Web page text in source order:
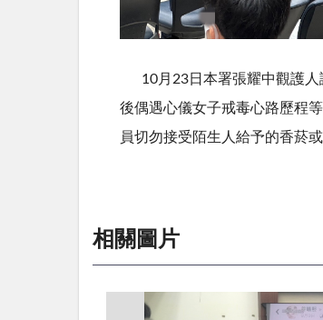
10月 23日本署張耀中觀護
後偶遇心儀女子戒毒心路歷程
員切勿接受陌生人給予的香菸
相關圖片